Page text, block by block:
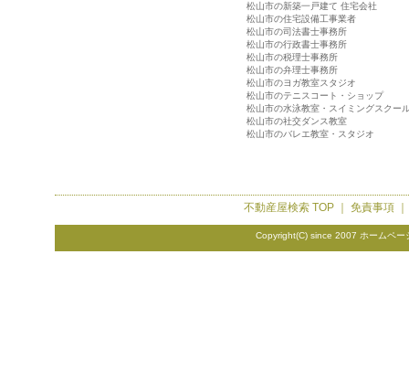
松山市の新築一戸建て 住宅会社
松山市の住宅設備工事業者
松山市の司法書士事務所
松山市の行政書士事務所
松山市の税理士事務所
松山市の弁理士事務所
松山市のヨガ教室スタジオ
松山市のテニスコート・ショップ
松山市の水泳教室・スイミングスクー
松山市の社交ダンス教室
松山市のバレエ教室・スタジオ
不動産屋検索TOP ｜ 免責事項
Copyright(C) since 2007 ホームペー